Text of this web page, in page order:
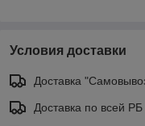
Условия доставки
Доставка
Доставка по всей РБ